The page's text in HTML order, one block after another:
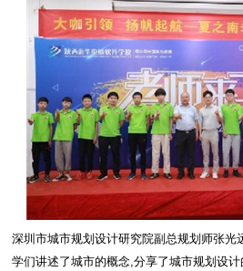
深圳市城市规划设计研究院副总规划师张光
学们讲述了城市的概念,分享了城市规划设